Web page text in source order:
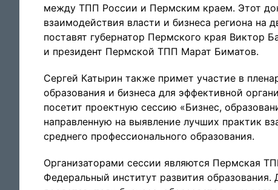
между ТПП России и Пермским краем. Этот
взаимодействия власти и бизнеса региона на
поставят губернатор Пермского края Виктор
и президент Пермской ТПП Марат Биматов.
Сергей Катырин также примет участие в
образования и бизнеса для эффективной
посетит проектную сессию «Бизнес,
направленную на выявление лучших практик
среднего профессионального образования.
Организаторами сессии являются Пермская
Федеральный институт развития